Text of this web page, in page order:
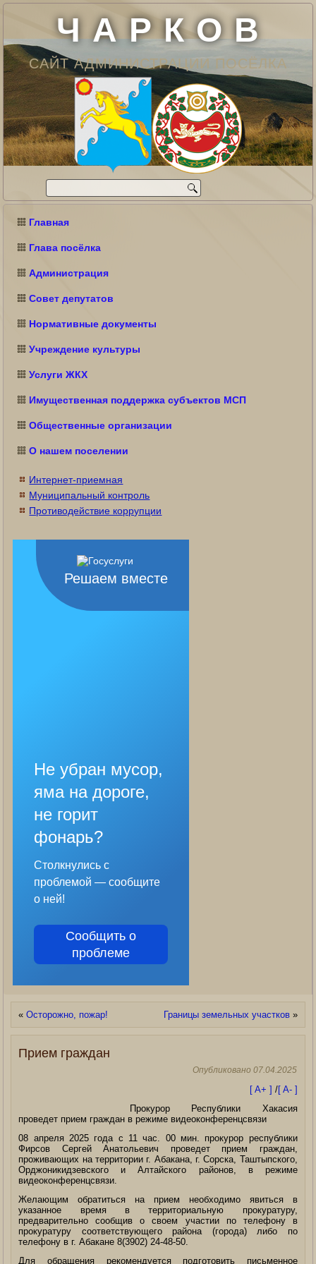
Ч А Р К О В
САЙТ АДМИНИСТРАЦИИ ПОСЁЛКА
Главная
Глава посёлка
Администрация
Совет депутатов
Нормативные документы
Учреждение культуры
Услуги ЖКХ
Имущественная поддержка субъектов МСП
Общественные организации
О нашем поселении
Интернет-приемная
Муниципальный контроль
Противодействие коррупции
Решаем вместе
Не убран мусор,
яма на дороге,
не горит
фонарь?
Столкнулись с
проблемой — сообщите
о ней!
Сообщить о
проблеме
«Осторожно, пожар! Границы земельных участков»
Прием граждан
Опубликовано 07.04.2025
[ A+ ] /[ A- ]
Прокурор Республики Хакасия
проведет прием граждан в режиме видеоконференцсвязи
08 апреля 2025 года с 11 час. 00 мин. прокурор республики
Фирсов Сергей Анатольевич проведет прием граждан,
проживающих на территории г. Абакана, г. Сорска, Таштыпского,
Орджоникидзевского и Алтайского районов, в режиме
видеоконференцсвязи.
Желающим обратиться на прием необходимо явиться в
указанное время в территориальную прокуратуру,
предварительно сообщив о своем участии по телефону в
прокуратуру соответствующего района (города) либо по
телефону в г. Абакане 8(3902) 24-48-50.
Для обращения рекомендуется подготовить письменное